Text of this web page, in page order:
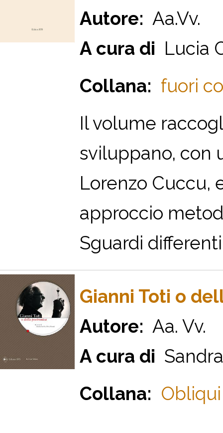
Autore: Aa.Vv.
A cura di Lucia
Collana: fuori
Il volume
sviluppano, con
Lorenzo Cuccu,
approccio
Sguardi
Gianni Toti o
Autore: Aa. Vv.
A cura di
Collana: Obliqui